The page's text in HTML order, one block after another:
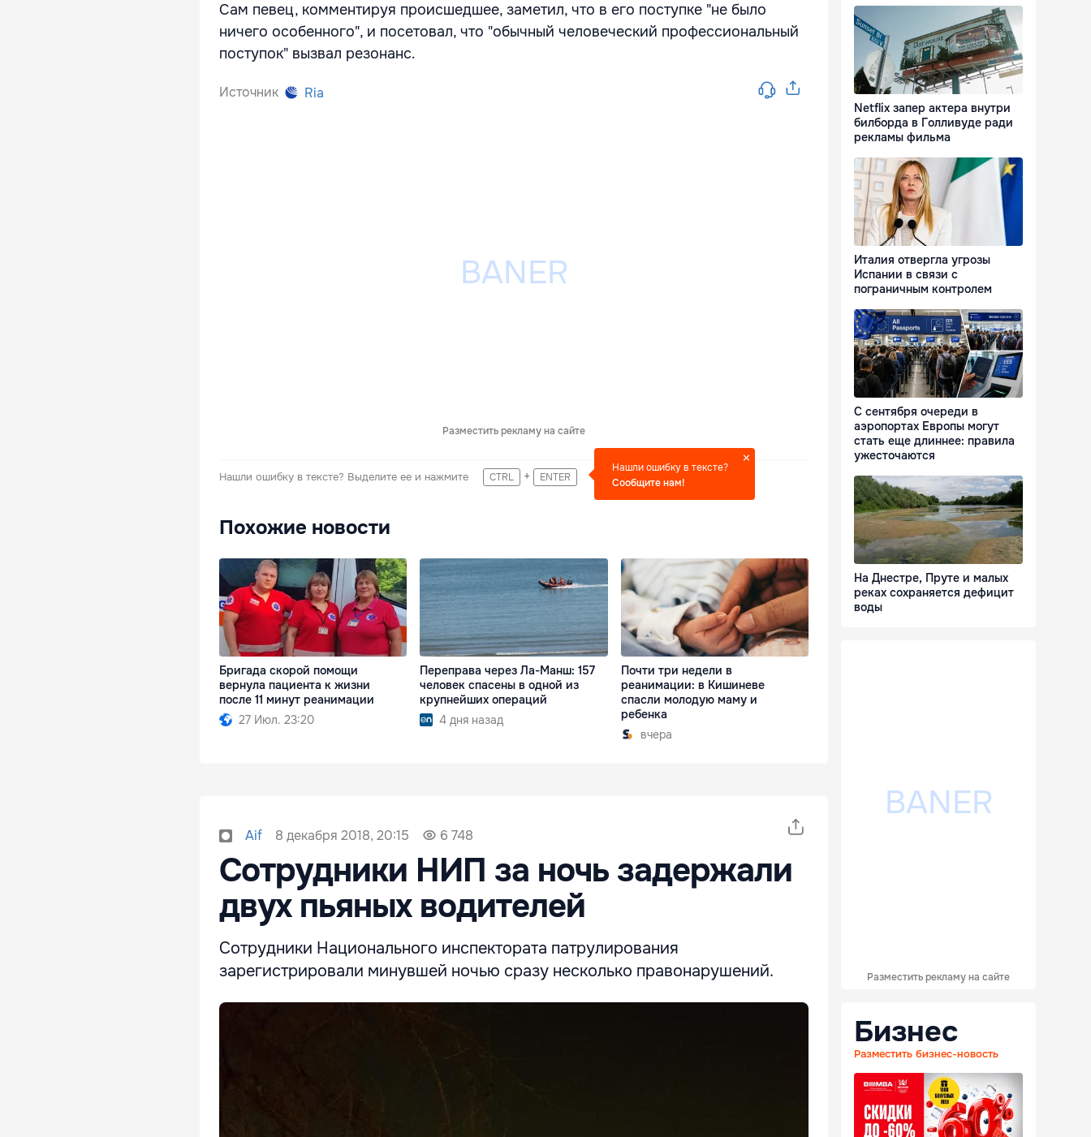
Сам певец, комментируя происшедшее, заметил, что в его поступке "не было
ничего особенного", и посетовал, что "обычный человеческий профессиональный
поступок" вызвал резонанс.
Источник Ria
Разместить рекламу на сайте
Нашли ошибку в тексте? Выделите ее и нажмите CTRL + ENTER
Нашли ошибку в тексте?
Сообщите нам!
Похожие новости
Бригада скорой помощи
вернула пациента к жизни
после 11 минут реанимации
27 Июл. 23:20
Переправа через Ла-Манш: 157
человек спасены в одной из
крупнейших операций
4 дня назад
Почти три недели в
реанимации: в Кишиневе
спасли молодую маму и
ребенка
вчера
Aif 8 декабря 2018, 20:15 6 748
Сотрудники НИП за ночь задержали
двух пьяных водителей
Сотрудники Национального инспектората патрулирования
зарегистрировали минувшей ночью сразу несколько правонарушений.
Netflix запер актера внутри
билборда в Голливуде ради
рекламы фильма
Италия отвергла угрозы
Испании в связи с
пограничным контролем
С сентября очереди в
аэропортах Европы могут
стать еще длиннее: правила
ужесточаются
На Днестре, Пруте и малых
реках сохраняется дефицит
воды
Разместить рекламу на сайте
Бизнес
Разместить бизнес-новость